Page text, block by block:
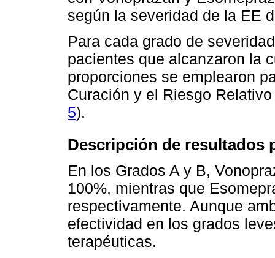
según la severidad de la EE
Para cada grado de
pacientes que alcanzaron la
proporciones se emplearon
Curación y el Riesgo
5).
Descripción de resultados
En los Grados A y B,
100%, mientras que
respectivamente. Aunque
efectividad en los grados
terapéuticas.